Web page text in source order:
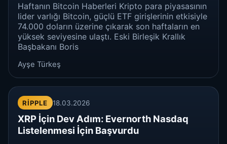
Haftanın Bitcoin Haberleri Kripto para piyasasının
lider varlığı Bitcoin, güçlü ETF girişlerinin etkisiyle
74.000 doların üzerine çıkarak son haftaların en
yüksek seviyesine ulaştı. Eski Birleşik Krallık
Başbakanı Boris
Ayşe Türkeş
RIPPLE 18.03.2026
XRP İçin Dev Adım: Evernorth Nasdaq
Listelenmesi İçin Başvurdu